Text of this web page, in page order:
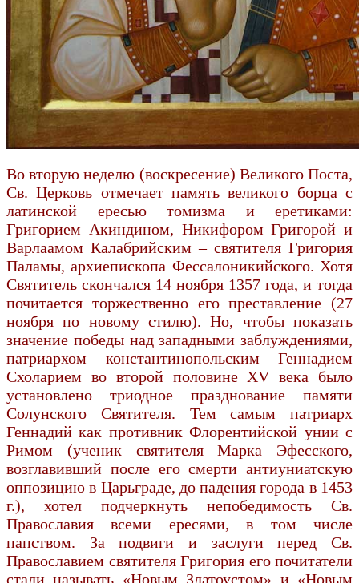
Во вторую неделю (воскресение) Великого Поста,
Св. Церковь отмечает память великого борца с
латинской ересью томизма и еретиками:
Григорием Акиндином, Никифором Григорой и
Варлаамом Калабрийским – святителя Григория
Паламы, архиепископа Фессалоникийского. Хотя
Святитель скончался 14 ноября 1357 года, и тогда
почитается торжественно его преставление (27
ноября по новому стилю). Но, чтобы показать
значение победы над западными заблуждениями,
патриархом константинопольским Геннадием
Схоларием во второй половине XV века было
установлено триодное празднование памяти
Солунского Святителя. Тем самым патриарх
Геннадий как противник Флорентийской унии с
Римом (ученик святителя Марка Эфесского,
возглавивший после его смерти антиуниатскую
оппозицию в Царьграде, до падения города в 1453
г.), хотел подчеркнуть непобедимость Св.
Православия всеми ересями, в том числе
папством. За подвиги и заслуги перед Св.
Православием святителя Григория его почитатели
стали называть «Новым Златоустом» и «Новым